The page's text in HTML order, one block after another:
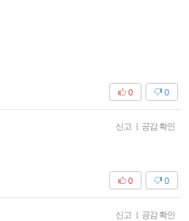
0
0
신고 | 공감 확인
0
0
신고 | 공감 확인